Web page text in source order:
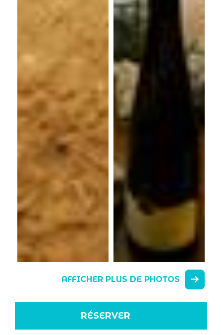
AFFICHER PLUS DE PHOTOS
RÉSERVER